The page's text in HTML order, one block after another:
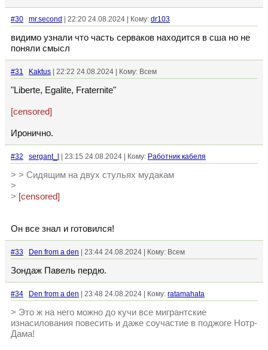
#30 mr.second | 22:20 24.08.2024 | Кому: dr103
видимо узнали что часть серваков находится в сша но не
поняли смысл
#31 Kaktus | 22:22 24.08.2024 | Кому: Всем
"Liberte, Egalite, Fraternite"
[censored]
Иронично.
#32 sergant_l | 23:15 24.08.2024 | Кому: Работник кабеля
> > Сидящим на двух стульях мудакам
>
> [censored]
Он все знал и готовился!
#33 Den from a den | 23:44 24.08.2024 | Кому: Всем
Зондаж Павель пердю.
#34 Den from a den | 23:48 24.08.2024 | Кому: ratamahata
> Это ж на него можно до кучи все мигрантские
изнасилования повесить и даже соучастие в поджоге Нотр-
Дама!